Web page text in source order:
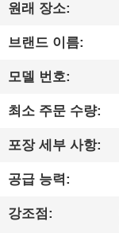
비
디
오
우
리
에
원래 장소:
브랜드 이름:
모델 번호:
최소 주문 수량:
포장 세부 사항:
공급 능력:
강조점: